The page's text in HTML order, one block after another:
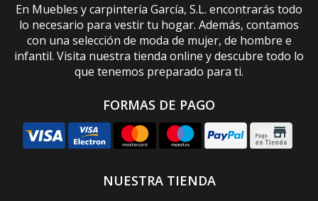
En Muebles y carpintería García, S.L. encontrarás todo
lo necesario para vestir tu hogar. Además, contamos
con una selección de moda de mujer, de hombre e
infantil. Visita nuestra tienda online y descubre todo lo
que tenemos preparado para ti.
FORMAS DE PAGO
NUESTRA TIENDA